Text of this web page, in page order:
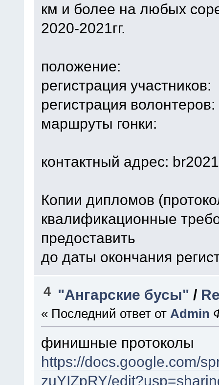
км и более на любых
2020-2021гг.
положение:
регистрация участников:
регистрация волонтеров:
маршруты гонки:
контактный адрес:
Копии дипломов
квалификационные
предоставить
до даты окончания
4 "Ангарские бусы" /
« Последний ответ от Admin
финишные протоколы
https://docs.google.com/
zuYIZpRY/